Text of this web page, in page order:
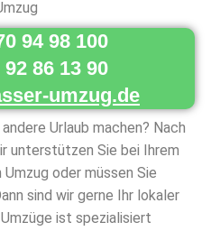
94 98 100
86 13 90
umzug.de
Urlaub machen? Nach
unterstützen Sie bei Ihrem
oder müssen Sie
sind wir gerne Ihr lokaler
ist spezialisiert